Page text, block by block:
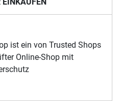
ist ein von Trusted Shops
Online-Shop mit